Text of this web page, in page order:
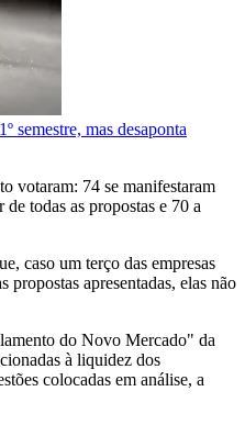
semestre, mas desaponta
votaram: 74 se manifestaram
todas as propostas e 70 a
caso um terço das empresas
apresentadas, elas não
do Novo Mercado" da
à liquidez dos
colocadas em análise, a